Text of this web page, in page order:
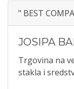
" BEST
JOSIPA
Trgovina na
stakla i